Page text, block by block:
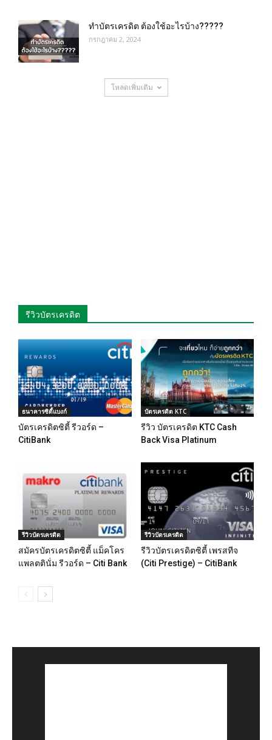
ทำบัตรเครดิต ต้องใช้อะไรบ้าง?????
กรกฎาคม 2, 2024
โหลดเพิ่มเติม
รีวิวบัตรเครดิต
ธนาคารซิตี้แบงก์
บัตรเครดิตซิตี้ รีวอร์ด –
CitiBank
บัตรเครดิต KTC
รีวิว บัตรเครดิต KTC Cash
Back Visa Platinum
รีวิวบัตรเครดิต
สมัครบัตรเครดิตซิตี้ แม็คโคร
แพลตตินั่ม รีวอร์ด – Citi Bank
รีวิวบัตรเครดิต
รีวิวบัตรเครดิตซิตี้ เพรสทีจ
(Citi Prestige) – CitiBank